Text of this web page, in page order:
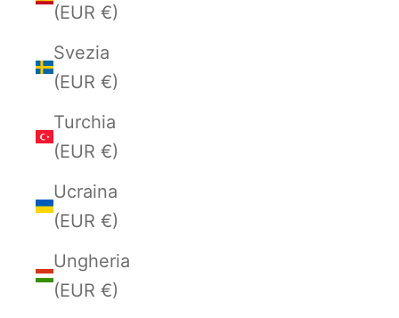
(EUR €)
Svezia
(EUR €)
Turchia
(EUR €)
Ucraina
(EUR €)
Ungheria
(EUR €)